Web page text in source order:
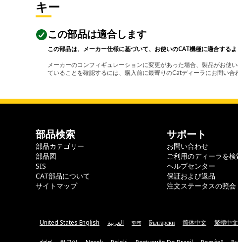
キー
この部品は適合します
この部品は、メーカー仕様に基づいて、お使いのCAT機種に適合するよ
メーカーのコンフィギュレーションに変更があった場合、製品がお使
ていることを確認するには、購入前に最寄りのCatディーラにお問い
部品検索
部品カテゴリー
部品図
SIS
CAT部品について
サイトマップ
サポート
お問い合わせ
ご利用のディーラを検
ヘルプセンター
保証および返品
注文ステータスの照会
United States English العربية বাংলা Български 简体中文 繁體中文